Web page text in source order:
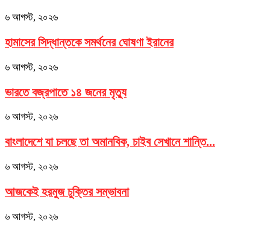
৬ আগস্ট, ২০২৬
হামাসের সিদ্ধান্তকে সমর্থনের ঘোষণা ইরানের
৬ আগস্ট, ২০২৬
ভারতে বজ্রপাতে ১৪ জনের মৃত্যু
৬ আগস্ট, ২০২৬
বাংলাদেশে যা চলছে তা অমানবিক, চাইব সেখানে শান্তি...
৬ আগস্ট, ২০২৬
আজকেই হরমুজ চুক্তির সম্ভাবনা
৬ আগস্ট, ২০২৬